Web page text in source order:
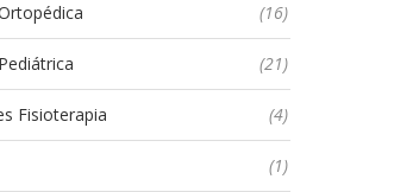
(16)
(21)
Fisioterapia (4)
(1)